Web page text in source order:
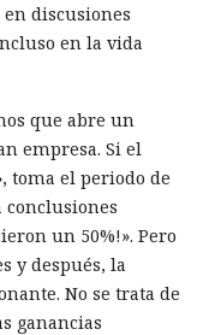
discusiones
en la vida
que abre un
empresa. Si el
toma el periodo de
conclusiones
un 50%!». Pero
y después, la
No se trata de
ganancias